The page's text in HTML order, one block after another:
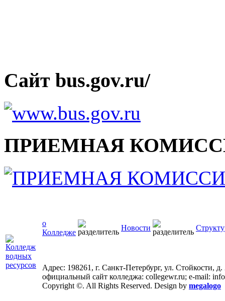
Сайт bus.gov.ru/
ПРИЕМНАЯ
о
Колледже
Новости
Адрес: 198261, г. Санкт-Петербург, ул. Стойкости,
официальный сайт колледжа: collegewr.ru; e-mail:
Copyright ©. All Rights Reserved. Design by megalogo